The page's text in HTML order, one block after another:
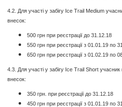
4.2. Для участі у забігу Ice Trail Medium
внесок:
500 грн при реєстрації до 31.12.18
550 грн при реєстрації з 01.01.19 по
650 грн при реєстрації з 01.02.19 по
4.3. Для участі у забігу Ice Trail Short
внесок:
350 грн. при реєстрації до 31.12.18
450 грн при реєстрації з 01.01.19 по